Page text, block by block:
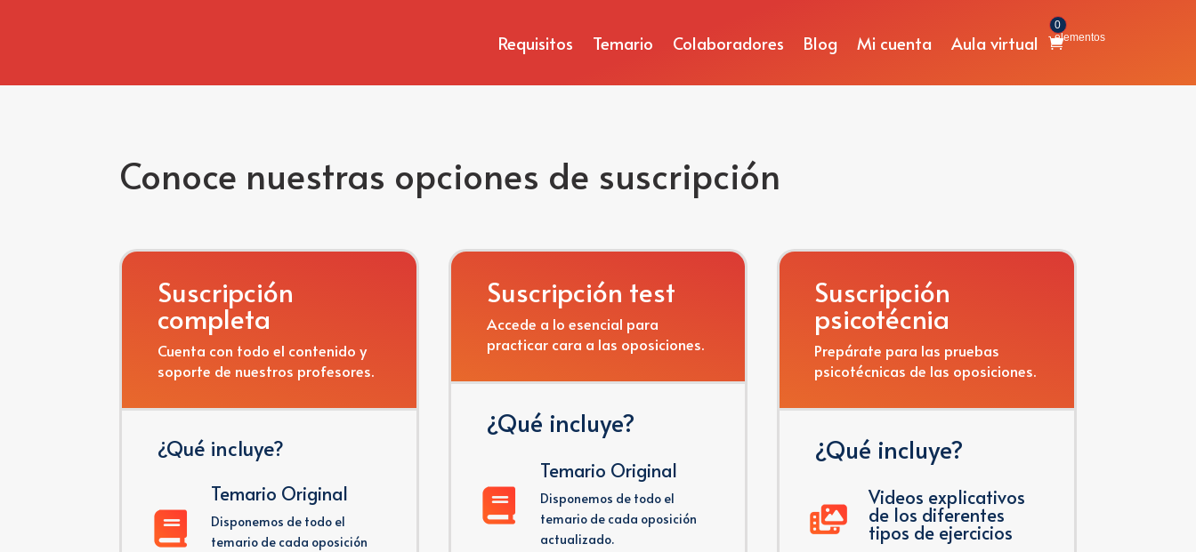
Requisitos Temario Colaboradores Blog Mi cuenta Aula virtual
0
elementos
Conoce nuestras opciones de suscripción
Suscripción
completa
Cuenta con todo el contenido y
soporte de nuestros profesores.
¿Qué incluye?
Temario Original
Disponemos de todo el
temario de cada oposición
Suscripción test
Accede a lo esencial para
practicar cara a las oposiciones.
¿Qué incluye?
Temario Original
Disponemos de todo el
temario de cada oposición
actualizado.
Suscripción
psicotécnia
Prepárate para las pruebas
psicotécnicas de las oposiciones.
¿Qué incluye?
Videos explicativos
de los diferentes
tipos de ejercicios